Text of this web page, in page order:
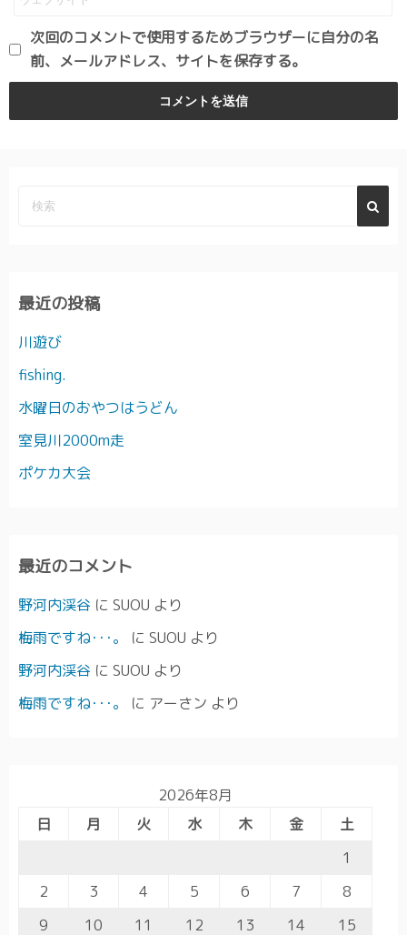
次回のコメントで使用するためブラウザーに自分の名
前、メールアドレス、サイトを保存する。
最近の投稿
川遊び
fishing.
水曜日のおやつはうどん
室見川2000m走
ポケカ大会
最近のコメント
野河内渓谷 に SUOU より
梅雨ですね･･･。
に SUOU より
野河内渓谷 に SUOU より
梅雨ですね･･･。
に アーさン より
2026年8月
日
月 火 水 木 金
土
1
2
3 4 5 6 7
8
9
10 11 12 13 14 15